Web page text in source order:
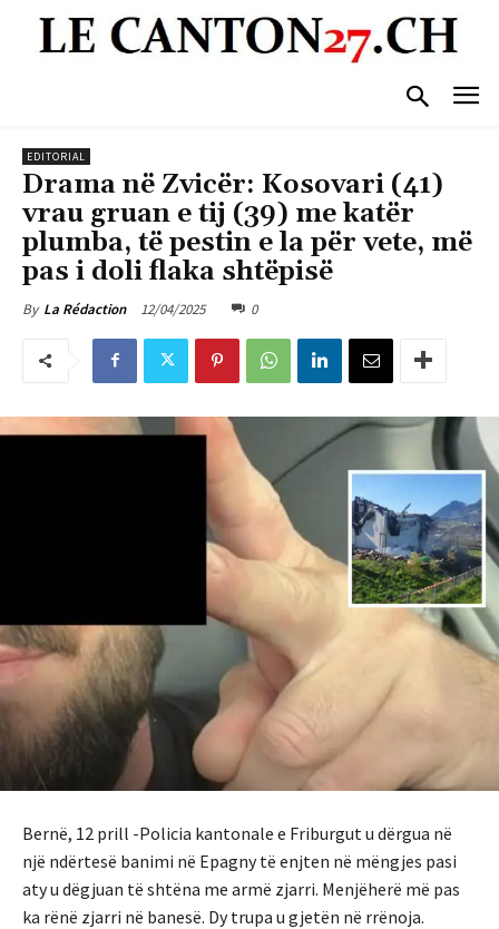
EDITORIAL
Drama në Zvicër: Kosovari (41)
vrau gruan e tij (39) me katër
plumba, të pestin e la për vete, më
pas i doli flaka shtëpisë
By La Rédaction 12/04/2025 0
Bernë, 12 prill -Policia kantonale e Friburgut u dërgua në
një ndërtesë banimi në Epagny të enjten në mëngjes pasi
aty u dëgjuan të shtëna me armë zjarri. Menjëherë më pas
ka rënë zjarri në banesë. Dy trupa u gjetën në rrënoja.